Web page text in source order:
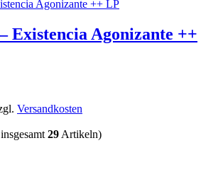
Existencia Agonizante ++
Versandkosten
29 Artikeln)